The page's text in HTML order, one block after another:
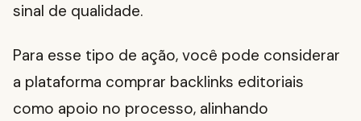
sinal de qualidade.
Para esse tipo de ação, você pode considerar
a plataforma comprar backlinks editoriais
como apoio no processo, alinhando